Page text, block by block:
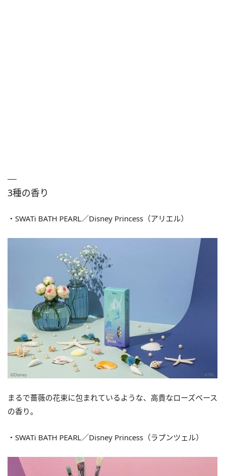
3種の香り
・SWATi BATH PEARL／Disney Princess（アリエル）
まるで薔薇の花束に包まれているような、高貴なローズベース
の香り。
・SWATi BATH PEARL／Disney Princess（ラプンツェル）